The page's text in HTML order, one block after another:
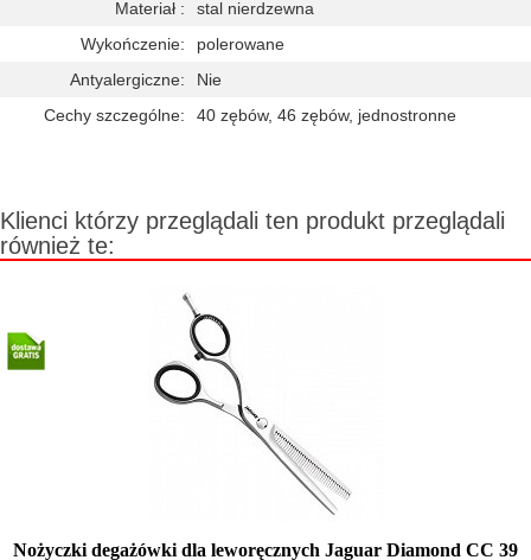
Materiał :
stal nierdzewna
Wykończenie:
polerowane
Antyalergiczne:
Nie
Cechy szczególne:
40 zębów, 46 zębów, jednostronne
Klienci którzy przeglądali ten produkt przeglądali
również te:
Nożyczki degażówki dla leworęcznych Jaguar Diamond CC 39